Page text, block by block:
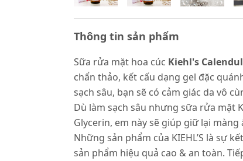
Thông tin sản phẩm
Sữa rửa mặt hoa cúc Kiehl's
chẩn thảo, kết cấu dạng gel đặc
sạch sâu, bạn sẽ có cảm giác da vô
Dù làm sạch sâu nhưng sữa rửa mặt
Glycerin, em này sẽ giúp giữ lại
Những sản phẩm của KIEHL’S là sự
sản phẩm hiệu quả cao & an toàn.